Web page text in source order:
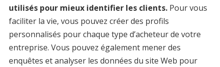
utilisés pour mieux identifier les clients. Pour vous
faciliter la vie, vous pouvez créer des profils
personnalisés pour chaque type d’acheteur de votre
entreprise. Vous pouvez également mener des
enquêtes et analyser les données du site Web pour